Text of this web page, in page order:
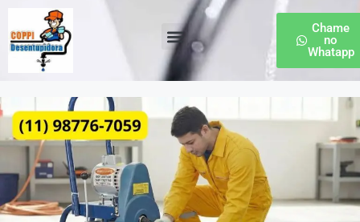
Chame
no
Whatapp